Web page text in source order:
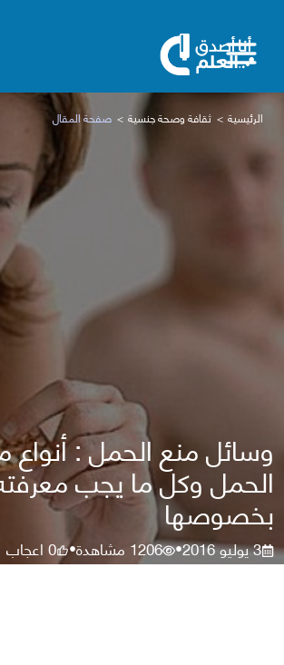
الرئيسية ثقافة وصحة جنسية صفحة المقال
وسائل منع الحمل : أنواع
الحمل وكل ما يجب
بخصوصها
3 يوليو 2016 •
1206 مشاهدة•
0اعجاب